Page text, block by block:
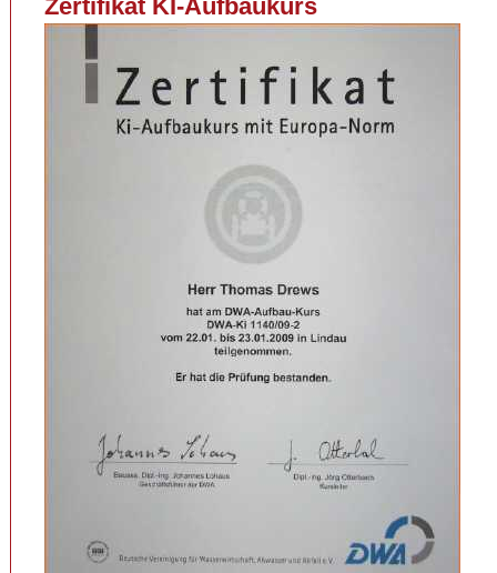
Zertifikat KI-Aufbaukurs